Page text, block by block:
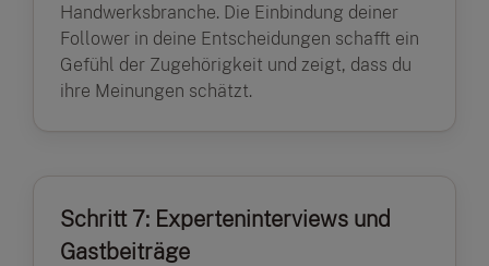
Handwerksbranche. Die Einbindung deiner
Follower in deine Entscheidungen schafft ein
Gefühl der Zugehörigkeit und zeigt, dass du
ihre Meinungen schätzt.
Schritt 7: Experteninterviews und
Gastbeiträge